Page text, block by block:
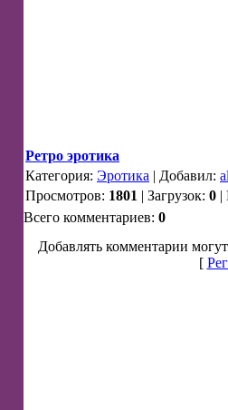
Ретро эротика
Категория: Эротика | Добавил:
Просмотров: 1801 | Загрузок: 0 |
Всего комментариев: 0
Добавлять комментарии
[